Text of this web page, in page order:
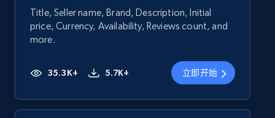
Title, Seller name, Brand, Description, Initial
price, Currency, Availability, Reviews count, and
more.
35.3K+ 5.7K+ 立即开始